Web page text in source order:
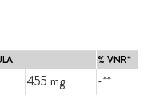
% VNR*
455 mg
-**